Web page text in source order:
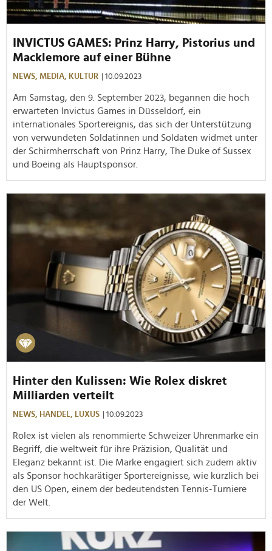
INVICTUS GAMES: Prinz Harry, Pistorius und
Macklemore auf einer Bühne
NEWS, MEDIA, KULTUR | 10.09.2023
Am Samstag, den 9. September 2023, begannen die hoch
erwarteten Invictus Games in Düsseldorf, ein
internationales Sportereignis, das sich der Unterstützung
von verwundeten Soldatinnen und Soldaten widmet unter
der Schirmherrschaft von Prinz Harry, The Duke of Sussex
und Boeing als Hauptsponsor.
Hinter den Kulissen: Wie Rolex diskret
Milliarden verteilt
NEWS, HANDEL, LUXUS | 10.09.2023
Rolex ist vielen als renommierte Schweizer Uhrenmarke ein
Begriff, die weltweit für ihre Präzision, Qualität und
Eleganz bekannt ist. Die Marke engagiert sich zudem aktiv
als Sponsor hochkarätiger Sportereignisse, wie kürzlich bei
den US Open, einem der bedeutendsten Tennis-Turniere
der Welt.